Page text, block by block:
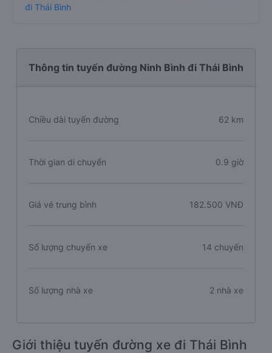
đi Thái Bình
Thông tin tuyến đường Ninh Bình đi Thái Bình
Chiều dài tuyến đường 62 km
Thời gian di chuyển 0.9 giờ
Giá vé trung bình 182.500 VNĐ
Số lượng chuyến xe 14 chuyến
Số lượng nhà xe 2 nhà xe
Giới thiệu tuyến đường xe đi Thái Bình